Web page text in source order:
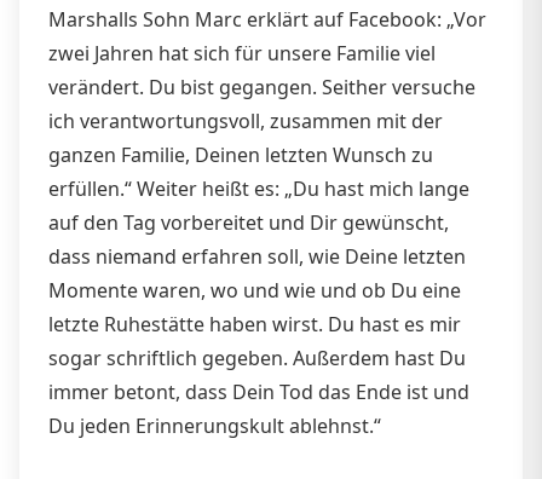
Marshalls Sohn Marc erklärt auf Facebook: „Vor
zwei Jahren hat sich für unsere Familie viel
verändert. Du bist gegangen. Seither versuche
ich verantwortungsvoll, zusammen mit der
ganzen Familie, Deinen letzten Wunsch zu
erfüllen.“ Weiter heißt es: „Du hast mich lange
auf den Tag vorbereitet und Dir gewünscht,
dass niemand erfahren soll, wie Deine letzten
Momente waren, wo und wie und ob Du eine
letzte Ruhestätte haben wirst. Du hast es mir
sogar schriftlich gegeben. Außerdem hast Du
immer betont, dass Dein Tod das Ende ist und
Du jeden Erinnerungskult ablehnst.“